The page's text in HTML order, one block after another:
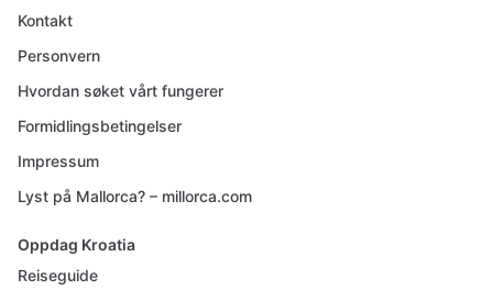
Kontakt
Personvern
Hvordan søket vårt fungerer
Formidlingsbetingelser
Impressum
Lyst på Mallorca? – millorca.com
Oppdag Kroatia
Reiseguide